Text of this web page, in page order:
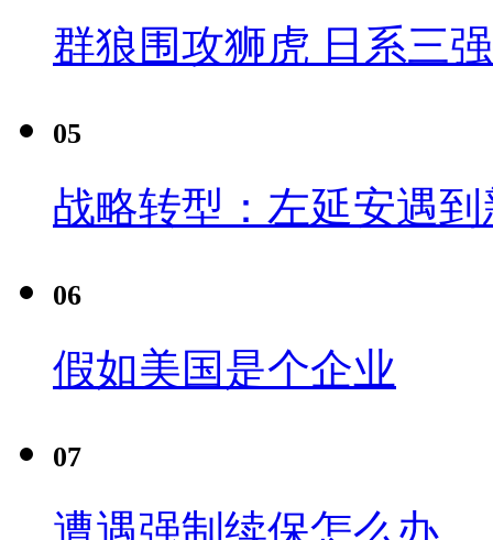
群狼围攻狮虎 日系三
05
战略转型：左延安遇
06
假如美国是个企业
07
遭遇强制续保怎么办